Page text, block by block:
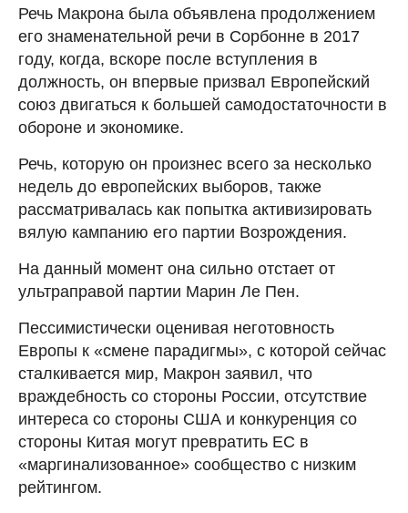
Речь Макрона была объявлена продолжением
его знаменательной речи в Сорбонне в 2017
году, когда, вскоре после вступления в
должность, он впервые призвал Европейский
союз двигаться к большей самодостаточности в
обороне и экономике.
Речь, которую он произнес всего за несколько
недель до европейских выборов, также
рассматривалась как попытка активизировать
вялую кампанию его партии Возрождения.
На данный момент она сильно отстает от
ультраправой партии Марин Ле Пен.
Пессимистически оценивая неготовность
Европы к «смене парадигмы», с которой сейчас
сталкивается мир, Макрон заявил, что
враждебность со стороны России, отсутствие
интереса со стороны США и конкуренция со
стороны Китая могут превратить ЕС в
«маргинализованное» сообщество с низким
рейтингом.